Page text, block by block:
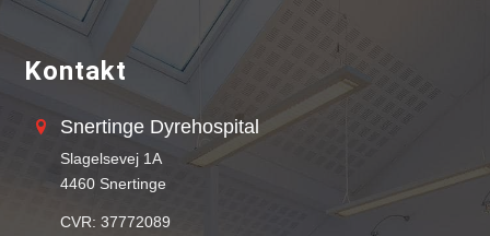
Kontakt
Snertinge Dyrehospital
Slagelsevej 1A
4460 Snertinge
CVR: 37772089